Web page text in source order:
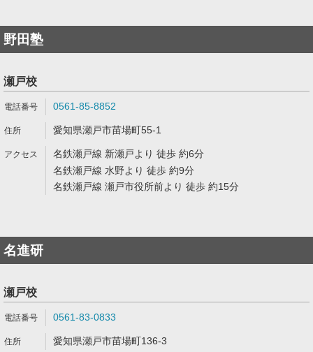
野田塾
瀬戸校
0561-85-8852
愛知県瀬戸市苗場町55-1
名鉄瀬戸線 新瀬戸より 徒歩 約6分
名鉄瀬戸線 水野より 徒歩 約9分
名鉄瀬戸線 瀬戸市役所前より 徒歩 約15分
名進研
瀬戸校
0561-83-0833
愛知県瀬戸市苗場町136-3